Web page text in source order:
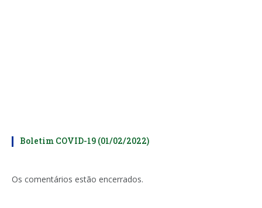
Boletim COVID-19 (01/02/2022)
Os comentários estão encerrados.